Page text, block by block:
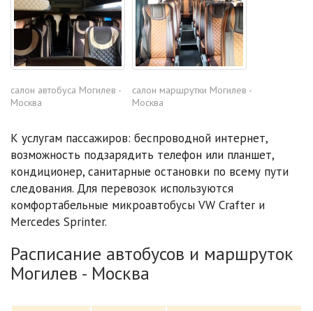
салон автобуса Могилев -
Москва
салон маршрутки Могилев -
Москва
К услугам пассажиров: беспроводной интернет,
возможность подзарядить телефон или планшет,
кондиционер, санитарные остановки по всему пути
следования. Для перевозок используются
комфортабельные микроавтобусы VW Crafter и
Mercedes Sprinter.
Расписание автобусов и маршруток
Могилев - Москва